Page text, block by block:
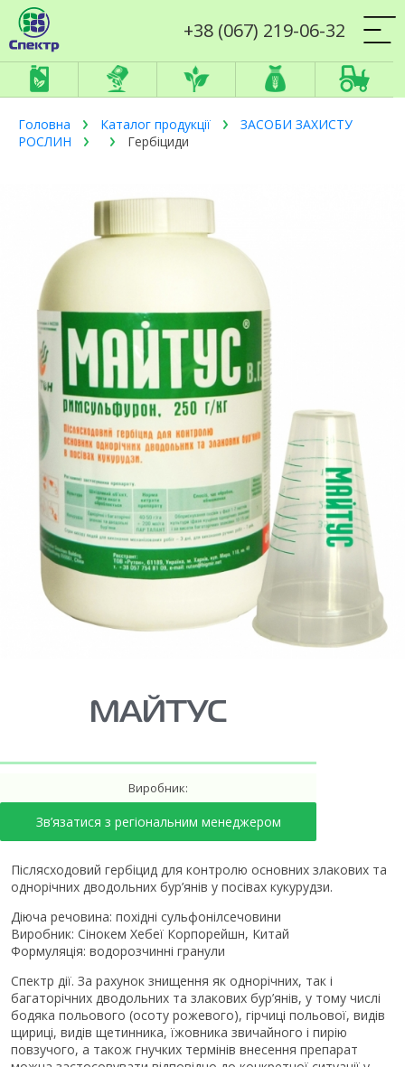
+38 (067) 219-06-32
Головна Каталог продукції
ЗАСОБИ ЗАХИСТУ
РОСЛИН
Гербіциди
МАЙТУС
Виробник:
Зв’язатися з регіональним менеджером
Післясходовий гербіцид для контролю основних злакових та
однорічних дводольних бур’янів у посівах кукурудзи.
Діюча речовина: похідні сульфонілсечовини
Виробник: Сінокем Хебеї Корпорейшн, Китай
Формуляція: водорозчинні гранули
Спектр дії. За рахунок знищення як однорічних, так і
багаторічних дводольних та злакових бур’янів, у тому числі
бодяка польового (осоту рожевого), гірчиці польової, видів
щириці, видів щетинника, їжовника звичайного і пирію
повзучого, а також гнучких термінів внесення препарат